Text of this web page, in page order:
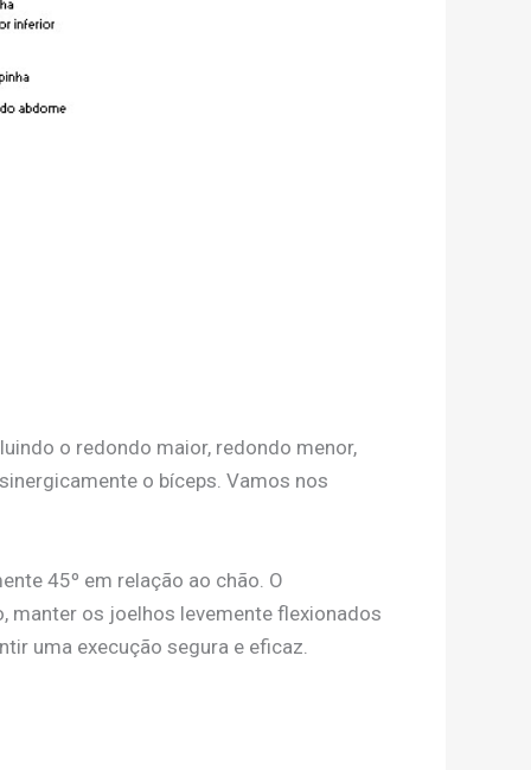
o redondo maior, redondo menor,
o bíceps. Vamos nos
45º em relação ao chão. O
manter os joelhos levemente flexionados
uma execução segura e eficaz.